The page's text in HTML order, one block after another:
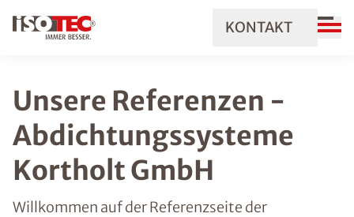
KONTAKT
Unsere Referenzen -
Abdichtungssysteme
Kortholt GmbH
Willkommen auf der Referenzseite der